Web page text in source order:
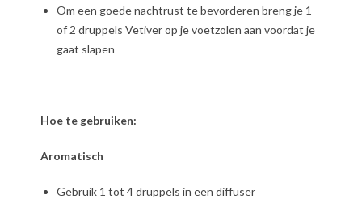
Om een goede nachtrust te bevorderen breng je 1
of 2 druppels Vetiver op je voetzolen aan voordat je
gaat slapen
Hoe te gebruiken:
Aromatisch
Gebruik 1 tot 4 druppels in een diffuser